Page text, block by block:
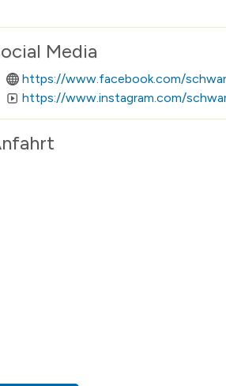
Media
https://www.facebook.com/
https://www.instagram.com/